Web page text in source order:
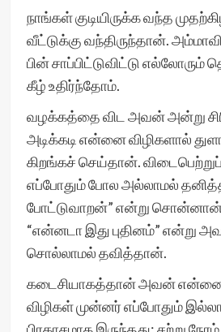
நாங்கள் குடியிருக்க வந்த
வீட்டுக்கு வந்திருந்தான்.
பின் சாப்பிட்டுவிட்டு
கீழ் உதிர்ந்தோம்.
வழக்கத்தை விட அவன் அன்று
அடிக்கடி என்னை விழிகளால்
கிறங்கச் செய்தான்.
எப்போதும் போல அல்லாமல்
போட்டுவாறன்” என்று சொன்னான்.
“என்னடா இது புதினம்” என்று
சொல்லாமல் தவித்தான்.
கடைசியாகத்தான் அவன்
விழிகள் முன்னர் எப்போதும்